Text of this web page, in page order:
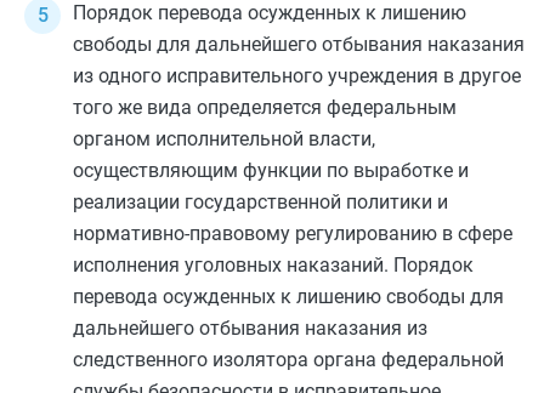
Порядок перевода осужденных к лишению
свободы для дальнейшего отбывания наказания
из одного исправительного учреждения в другое
того же вида определяется федеральным
органом исполнительной власти,
осуществляющим функции по выработке и
реализации государственной политики и
нормативно-правовому регулированию в сфере
исполнения уголовных наказаний. Порядок
перевода осужденных к лишению свободы для
дальнейшего отбывания наказания из
следственного изолятора органа федеральной